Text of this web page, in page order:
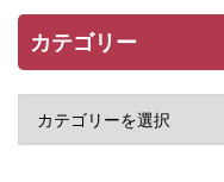
カテゴリー